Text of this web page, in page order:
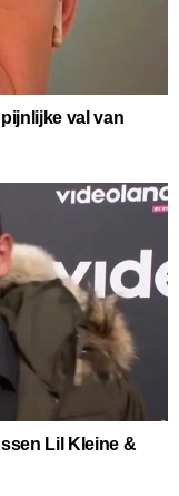
val van
Lil Kleine &